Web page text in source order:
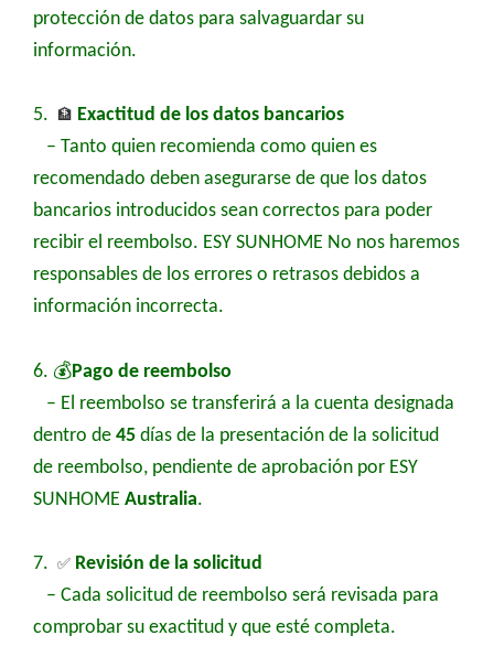
protección de datos para salvaguardar su
información.
5. 🏦 Exactitud de los datos bancarios
– Tanto quien recomienda como quien es
recomendado deben asegurarse de que los datos
bancarios introducidos sean correctos para poder
recibir el reembolso. ESY SUNHOME No nos haremos
responsables de los errores o retrasos debidos a
información incorrecta.
6. 💰Pago de reembolso
– El reembolso se transferirá a la cuenta designada
dentro de 45 días de la presentación de la solicitud
de reembolso, pendiente de aprobación por ESY
SUNHOME Australia.
7. ✅ Revisión de la solicitud
– Cada solicitud de reembolso será revisada para
comprobar su exactitud y que esté completa.